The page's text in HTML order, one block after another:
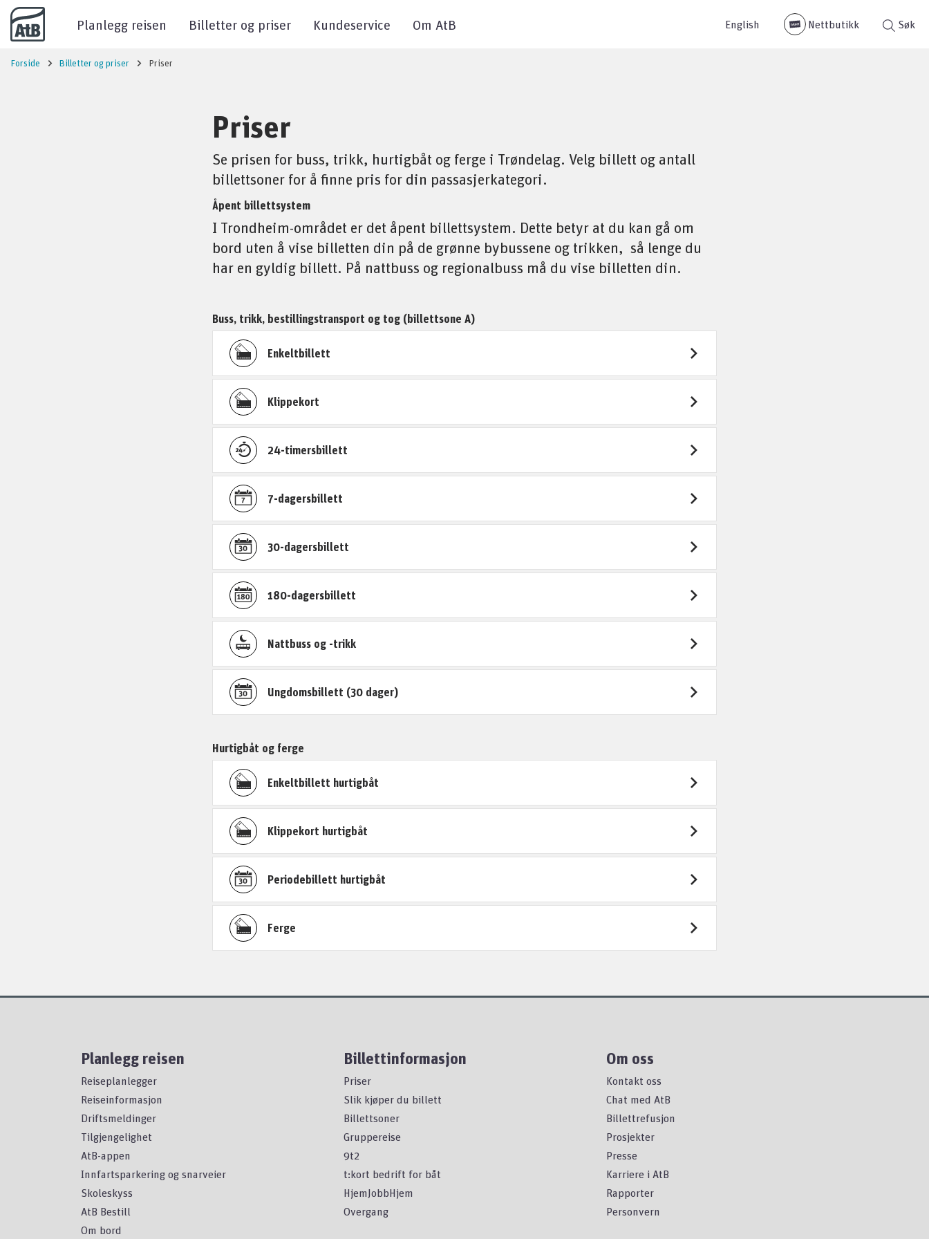
Til innhold
Planlegg reisen Billetter og priser Kundeservice Om AtB English Nettbutikk Søk
Forside Billetter og priser Priser
Priser
Se prisen for buss, trikk, hurtigbåt og ferge i Trøndelag. Velg billett og antall
billettsoner for å finne pris for din passasjerkategori.
Åpent billettsystem
I Trondheim-området er det åpent billettsystem. Dette betyr at du kan gå om
bord uten å vise billetten din på de grønne bybussene og trikken, så lenge du
har en gyldig billett. På nattbuss og regionalbuss må du vise billetten din.
Buss, trikk, bestillingstransport og tog (billettsone A)
Enkeltbillett
Klippekort
24-timersbillett
7-dagersbillett
30-dagersbillett
180-dagersbillett
Nattbuss og -trikk
Ungdomsbillett (30 dager)
Hurtigbåt og ferge
Enkeltbillett hurtigbåt
Klippekort hurtigbåt
Periodebillett hurtigbåt
Ferge
Planlegg reisen
Reiseplanlegger
Reiseinformasjon
Driftsmeldinger
Tilgjengelighet
AtB-appen
Innfartsparkering og snarveier
Skoleskyss
AtB Bestill
Om bord
Billettinformasjon
Priser
Slik kjøper du billett
Billettsoner
Gruppereise
9t2
t:kort bedrift for båt
HjemJobbHjem
Overgang
Om oss
Kontakt oss
Chat med AtB
Billettrefusjon
Prosjekter
Presse
Karriere i AtB
Rapporter
Personvern